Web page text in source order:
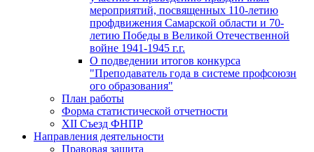
мероприятий, посвященных 110-летию
профдвижения Самарской области и 70-
летию Победы в Великой Отечественной
войне 1941-1945 г.г.
О подведении итогов конкурса
"Преподаватель года в системе профсоюзн
ого образования"
План работы
Форма статистической отчетности
XII Съезд ФНПР
Направления деятельности
Правовая защита